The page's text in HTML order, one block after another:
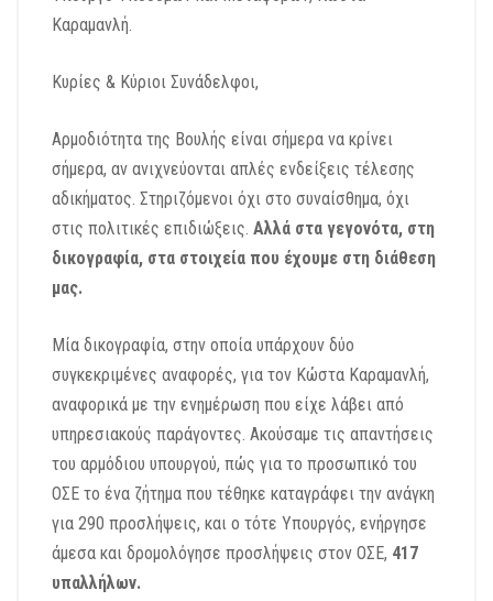
Καραμανλή.
Κυρίες & Κύριοι Συνάδελφοι,
Αρμοδιότητα της Βουλής είναι σήμερα να κρίνει
σήμερα, αν ανιχνεύονται απλές ενδείξεις τέλεσης
αδικήματος. Στηριζόμενοι όχι στο συναίσθημα, όχι
στις πολιτικές επιδιώξεις. Αλλά στα γεγονότα, στη
δικογραφία, στα στοιχεία που έχουμε στη διάθεση
μας.
Μία δικογραφία, στην οποία υπάρχουν δύο
συγκεκριμένες αναφορές, για τον Κώστα Καραμανλή,
αναφορικά με την ενημέρωση που είχε λάβει από
υπηρεσιακούς παράγοντες. Ακούσαμε τις απαντήσεις
του αρμόδιου υπουργού, πώς για το προσωπικό του
ΟΣΕ το ένα ζήτημα που τέθηκε καταγράφει την ανάγκη
για 290 προσλήψεις, και ο τότε Υπουργός, ενήργησε
άμεσα και δρομολόγησε προσλήψεις στον ΟΣΕ, 417
υπαλλήλων.